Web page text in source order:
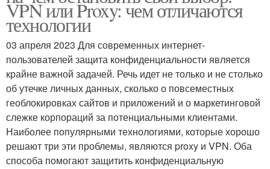
VPN или Proxy: чем отличаются
технологии
03 апреля 2023 Для современных интернет-
пользователей защита конфиденциальности является
крайне важной задачей. Речь идет не только и не столько
об утечке личных данных, сколько о повсеместных
геоблокировках сайтов и приложений и о маркетинговой
слежке корпораций за потенциальными клиентами.
Наиболее популярными технологиями, которые хорошо
решают три эти проблемы, являются proxy и VPN. Оба
способа помогают защитить конфиденциальную